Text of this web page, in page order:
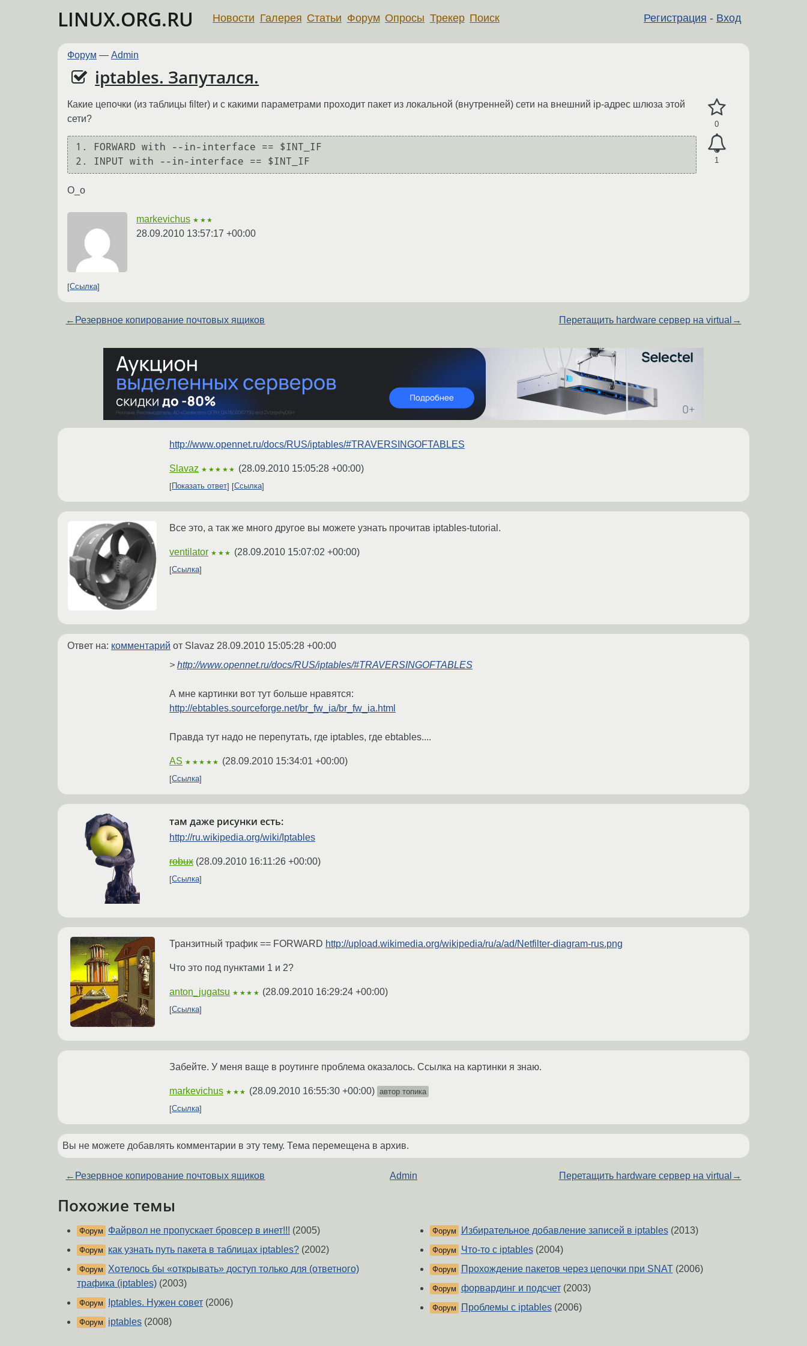
LINUX.ORG.RU Регистрация - Вход
Новости Галерея Статьи Форум Опросы Трекер Поиск
Форум — Admin
iptables. Запутался.
0
1
Какие цепочки (из таблицы filter) и с какими параметрами проходит пакет из локальной (внутренней) сети на внешний ip-адрес шлюза этой
сети?
1. FORWARD with --in-interface == $INT_IF
O_o
markevichus ★★★
28.09.2010 13:57:17 +00:00
Ссылка
← Резервное копирование почтовых ящиков Перетащить hardware сервер на virtual →
http://www.opennet.ru/docs/RUS/iptables/#TRAVERSINGOFTABLES
Slavaz ★★★★★ (28.09.2010 15:05:28 +00:00)
Показать ответ Ссылка
Все это, а так же много другое вы можете узнать прочитав iptables-tutorial.
ventilator ★★★ (28.09.2010 15:07:02 +00:00)
Ссылка
Ответ на: комментарий от Slavaz 28.09.2010 15:05:28 +00:00
> http://www.opennet.ru/docs/RUS/iptables/#TRAVERSINGOFTABLES
А мне картинки вот тут больше нравятся:
http://ebtables.sourceforge.net/br_fw_ia/br_fw_ia.html
Правда тут надо не перепутать, где iptables, где ebtables....
AS ★★★★★ (28.09.2010 15:34:01 +00:00)
Ссылка
там даже рисунки есть:
http://ru.wikipedia.org/wiki/Iptables
robux (28.09.2010 16:11:26 +00:00)
Ссылка
Транзитный трафик == FORWARD http://upload.wikimedia.org/wikipedia/ru/a/ad/Netfilter-diagram-rus.png
Что это под пунктами 1 и 2?
anton_jugatsu ★★★★ (28.09.2010 16:29:24 +00:00)
Ссылка
Забейте. У меня ваще в роутинге проблема оказалось. Ссылка на картинки я знаю.
markevichus ★★★ (28.09.2010 16:55:30 +00:00) автор топика
Ссылка
Вы не можете добавлять комментарии в эту тему. Тема перемещена в архив.
← Резервное копирование почтовых ящиков Admin Перетащить hardware сервер на virtual →
Похожие темы
Форум Файрвол не пропускает бровсер в инет!!! (2005)
Форум как узнать путь пакета в таблицах iptables? (2002)
Форум Хотелось бы «открывать» доступ только для (ответного)
трафика (iptables) (2003)
Форум Iptables. Нужен совет (2006)
Форум iptables (2008)
Форум Избирательное добавление записей в iptables(2013)
Форум Что-то с iptables(2004)
Форум Прохождение пакетов через цепочки при SNAT (2006)
Форум форвардинг и подсчет(2003)
Форум Проблемы с iptables(2006)